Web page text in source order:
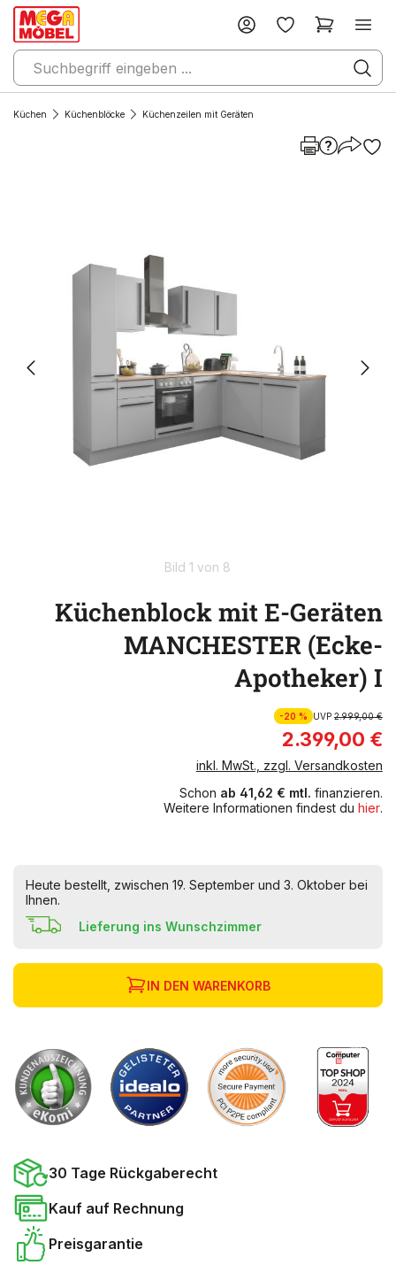
Küchen Küchenblöcke Küchenzeilen mit Geräten
Bild 1 von 8
Küchenblock mit E-Geräten
MANCHESTER (Ecke-
Apotheker) I
-20 % UVP2.999,00 €
2.399,00 €
inkl. MwSt., zzgl. Versandkosten
Schon ab 41,62 € mtl. finanzieren.
Weitere Informationen findest du hier.
Heute bestellt, zwischen 19. September und 3. Oktober bei
Ihnen.
Lieferung ins Wunschzimmer
IN DEN WARENKORB
30 Tage Rückgaberecht
Kauf auf Rechnung
Preisgarantie